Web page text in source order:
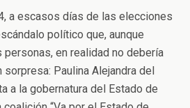
a escasos días de las elecciones
político que, aunque
en realidad no debería
sorpresa: Paulina Alejandra del
a la gobernatura del Estado de